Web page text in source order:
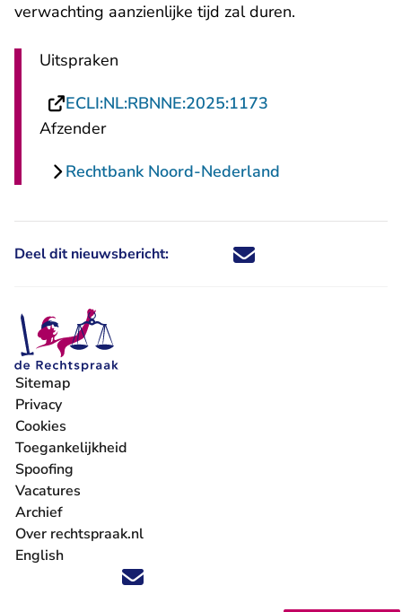
verwachting aanzienlijke tijd zal duren.
Uitspraken
ECLI:NL:RBNNE:2025:1173
Afzender
Rechtbank Noord-Nederland
Deel dit nieuwsbericht: Deel dit nieuwsbericht via X -
Deel dit nieuwsbericht via
Deel dit nieuwsbericht
Deel dit
Volg ons op X (Twitter) - U verlaat Rechtspraak.nl
Volg ons op Facebook - U verlaat Rechtspraak.nl
Volg ons op Instagram - U verlaat Rechtspraak.nl
Volg ons op Youtube - U verlaat Rechtspraak.nl
Volg ons op LinkedIn - U verlaat
'Blijf op de hoogte' nieuwsbrief - U verlaat
Sitemap
Privacy
Cookies
Toegankelijkheid
Spoofing
Vacatures
- U verlaat Rechtspraak.nl
Archief
Over rechtspraak.nl
English